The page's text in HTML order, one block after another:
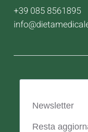
+39 085 8561895
Newsletter
Resta